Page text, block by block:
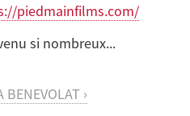
piedmainfilms.com/
si nombreux...
BENEVOLAT ›